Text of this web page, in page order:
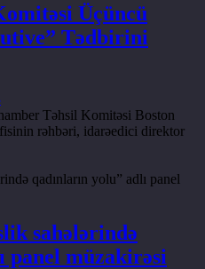
Üçüncü
Tədbirini
Təhsil Komitəsi Boston
rəhbəri, idarəedici direktor
sahələrində
panel müzakirəsi